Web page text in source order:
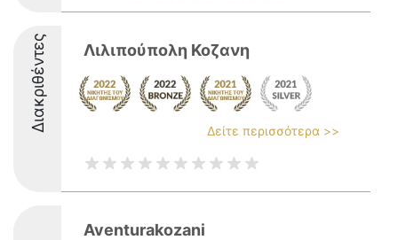
Διακριθέντες Λιλιπούπολη Κοζανη
Δείτε περισσότερα >>
Aventurakozani